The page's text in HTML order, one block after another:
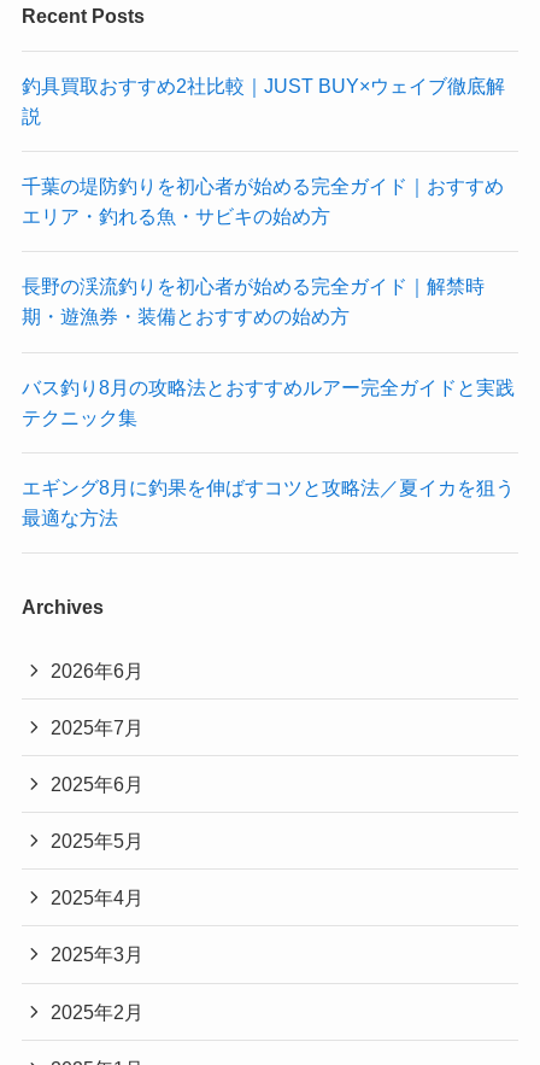
Recent Posts
釣具買取おすすめ2社比較｜JUST BUY×ウェイブ徹底解
説
千葉の堤防釣りを初心者が始める完全ガイド｜おすすめ
エリア・釣れる魚・サビキの始め方
長野の渓流釣りを初心者が始める完全ガイド｜解禁時
期・遊漁券・装備とおすすめの始め方
バス釣り8月の攻略法とおすすめルアー完全ガイドと実践
テクニック集
エギング8月に釣果を伸ばすコツと攻略法／夏イカを狙う
最適な方法
Archives
2026年6月
2025年7月
2025年6月
2025年5月
2025年4月
2025年3月
2025年2月